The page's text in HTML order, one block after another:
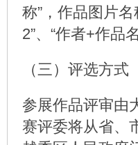
称”，作品图片
2”、“作者+作品名
（三）评选方式
参展作品评审由
赛评委将从省、